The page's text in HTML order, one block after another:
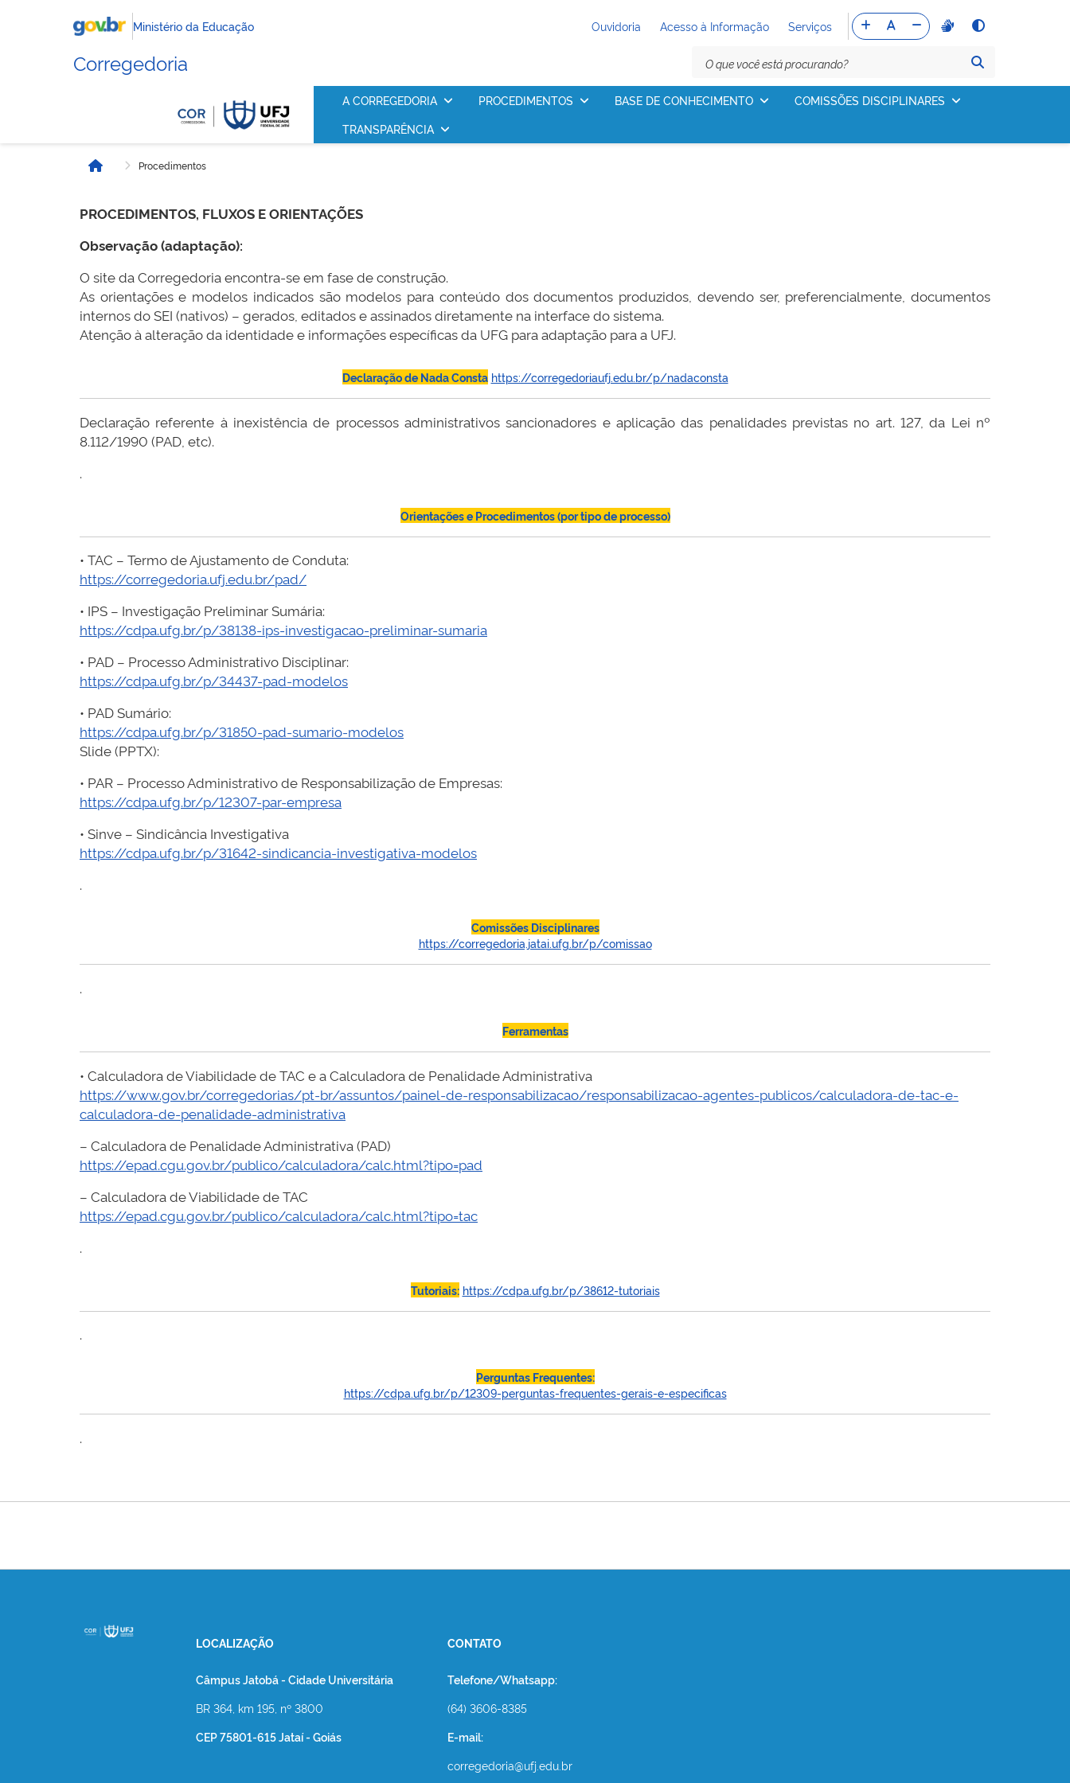
Ministério da Educação Ouvidoria Acesso à Informação Serviços
Corregedoria
A CORREGEDORIA PROCEDIMENTOS BASE DE CONHECIMENTO
COMISSÕES DISCIPLINARES
TRANSPARÊNCIA
Início Procedimentos
PROCEDIMENTOS, FLUXOS E ORIENTAÇÕES
Observação (adaptação):
O site da Corregedoria encontra-se em fase de construção.
As orientações e modelos indicados são modelos para conteúdo dos documentos produzidos, devendo ser, preferencialmente, documentos
internos do SEI (nativos) – gerados, editados e assinados diretamente na interface do sistema.
Atenção à alteração da identidade e informações específicas da UFG para adaptação para a UFJ.
Declaração de Nada Consta https://corregedoriaufj.edu.br/p/nadaconsta
Declaração referente à inexistência de processos administrativos sancionadores e aplicação das penalidades previstas no art. 127, da Lei nº
8.112/1990 (PAD, etc).
.
Orientações e Procedimentos (por tipo de processo)
• TAC – Termo de Ajustamento de Conduta:
https://corregedoria.ufj.edu.br/pad/
• IPS – Investigação Preliminar Sumária:
https://cdpa.ufg.br/p/38138-ips-investigacao-preliminar-sumaria
• PAD – Processo Administrativo Disciplinar:
https://cdpa.ufg.br/p/34437-pad-modelos
• PAD Sumário:
https://cdpa.ufg.br/p/31850-pad-sumario-modelos
Slide (PPTX):
• PAR – Processo Administrativo de Responsabilização de Empresas:
https://cdpa.ufg.br/p/12307-par-empresa
• Sinve – Sindicância Investigativa
https://cdpa.ufg.br/p/31642-sindicancia-investigativa-modelos
.
Comissões Disciplinares
https://corregedoria.jatai.ufg.br/p/comissao
.
Ferramentas
• Calculadora de Viabilidade de TAC e a Calculadora de Penalidade Administrativa
https://www.gov.br/corregedorias/pt-br/assuntos/painel-de-responsabilizacao/responsabilizacao-agentes-publicos/calculadora-de-tac-e-
calculadora-de-penalidade-administrativa
– Calculadora de Penalidade Administrativa (PAD)
https://epad.cgu.gov.br/publico/calculadora/calc.html?tipo=pad
– Calculadora de Viabilidade de TAC
https://epad.cgu.gov.br/publico/calculadora/calc.html?tipo=tac
.
Tutoriais: https://cdpa.ufg.br/p/38612-tutoriais
.
Perguntas Frequentes:
https://cdpa.ufg.br/p/12309-perguntas-frequentes-gerais-e-especificas
.
LOCALIZAÇÃO
Câmpus Jatobá - Cidade Universitária
BR 364, km 195, nº 3800
CEP 75801-615 Jataí - Goiás
CONTATO
Telefone/Whatsapp:
(64) 3606-8385
E-mail:
corregedoria@ufj.edu.br